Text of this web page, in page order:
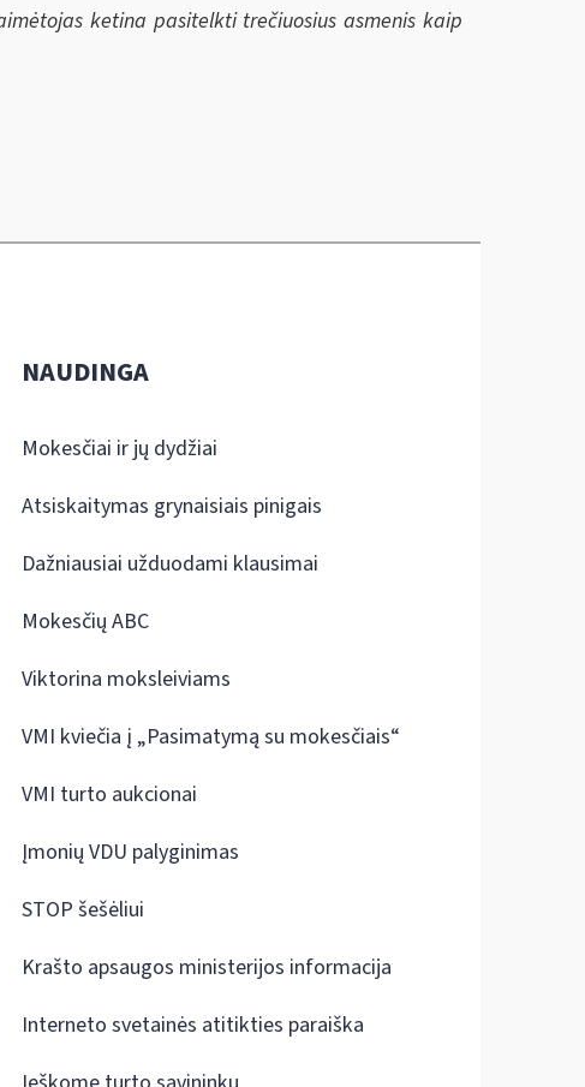
ketina pasitelkti trečiuosius asmenis kaip
NAUDINGA
Mokesčiai ir jų dydžiai
Atsiskaitymas grynaisiais pinigais
Dažniausiai užduodami klausimai
Mokesčių ABC
Viktorina moksleiviams
VMI kviečia į „Pasimatymą su mokesčiais“
VMI turto aukcionai
Įmonių VDU palyginimas
STOP šešėliui
Krašto apsaugos ministerijos informacija
Interneto svetainės atitikties paraiška